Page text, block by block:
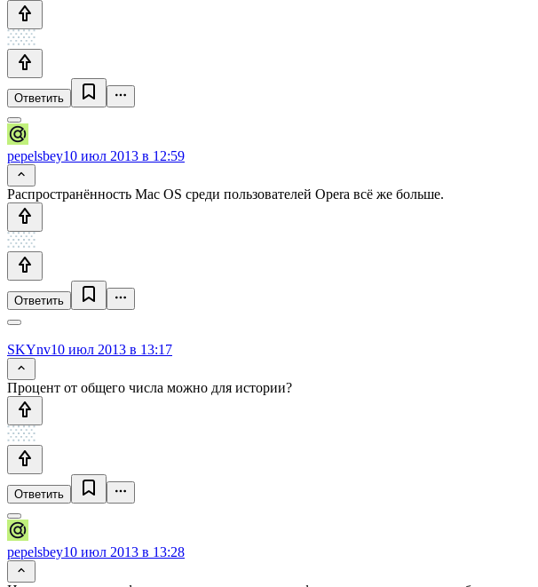
Ответить
pepelsbey10 июл 2013 в 12:59
Распространённость Mac OS среди пользователей Opera всё же больше.
Ответить
SKYnv10 июл 2013 в 13:17
Процент от общего числа можно для истории?
Ответить
pepelsbey10 июл 2013 в 13:28